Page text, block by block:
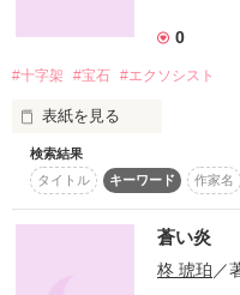
0
#十字架 #宝石 #エクソシスト
表紙を見る
教会で育ったcross（くろす
ある日、教会の十字架の宝
crossは、教会にやって来
（まりあすたーえめらる
検索結果
タイトル
キーワード 作家名
蒼い炎
柊 琥珀 ／